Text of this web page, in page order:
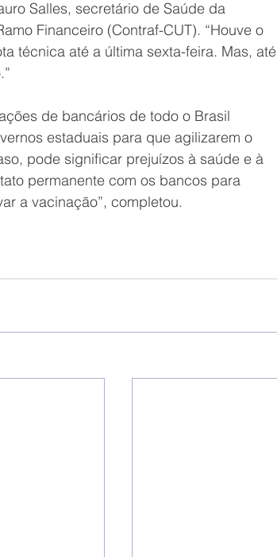
Salles, secretário de Saúde da
Financeiro (Contraf-CUT). “Houve o
técnica até a última sexta-feira. Mas, até
de bancários de todo o Brasil
estaduais para que agilizarem o
pode significar prejuízos à saúde e à
permanente com os bancos para
a vacinação”, completou.